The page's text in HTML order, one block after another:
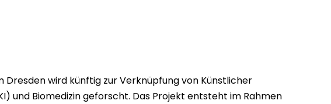
Dresden wird künftig zur Verknüpfung von Künstlicher
und Biomedizin geforscht. Das Projekt entsteht im Rahmen